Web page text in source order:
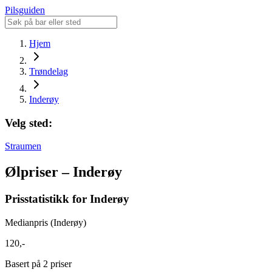
Pilsguiden
Hjem
Trøndelag
Inderøy
Velg sted:
Straumen
Ølpriser – Inderøy
Prisstatistikk for Inderøy
Medianpris (Inderøy)
120,-
Basert på 2 priser